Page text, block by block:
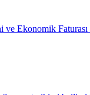
ve Ekonomik